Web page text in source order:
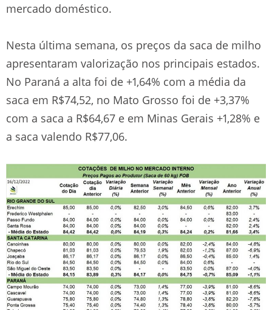
mercado doméstico.
Nesta última semana, os preços da saca de milho
apresentaram valorização nos principais estados.
No Paraná a alta foi de +1,64% com a média da
saca em R$74,52, no Mato Grosso foi de +3,37%
com a saca a R$64,67 e em Minas Gerais +1,28% e
a saca valendo R$77,06.